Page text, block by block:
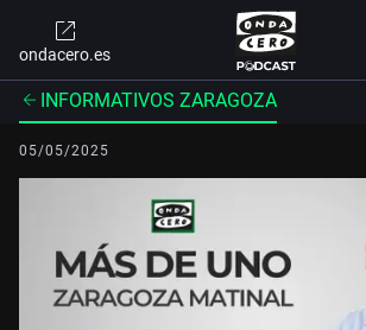
ondacero.es
INFORMATIVOS ZARAGOZA
05/05/2025